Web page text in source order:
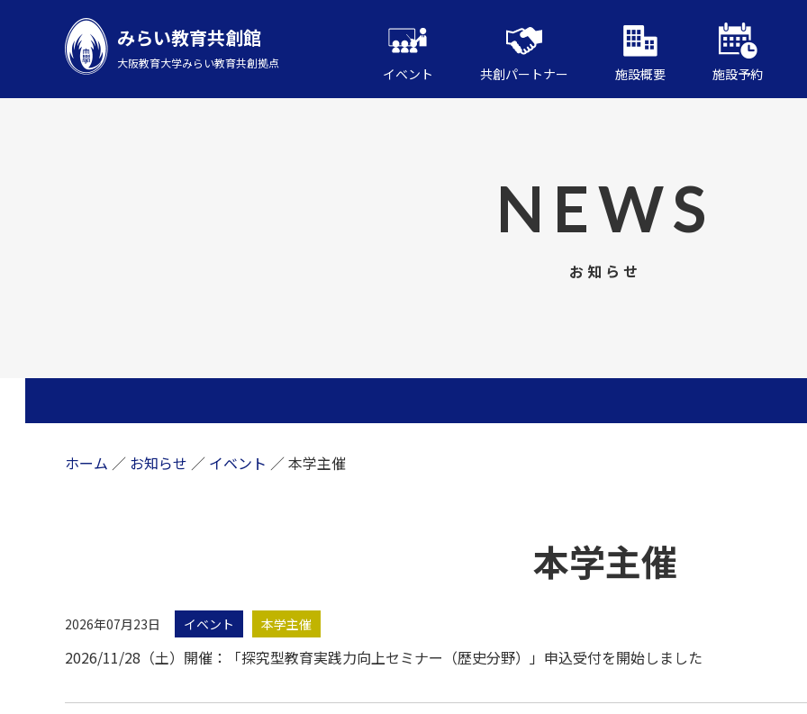
みらい教育共創館
大阪教育大学みらい教育共創拠点
イベント 共創パートナー 施設概要 施設予約
NEWS
お知らせ
ホーム ／ お知らせ ／ イベント ／本学主催
本学主催
2026年07月23日 イベント 本学主催
2026/11/28（土）開催：「探究型教育実践力向上セミナー（歴史分野）」申込受付を開始しました